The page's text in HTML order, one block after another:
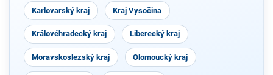
Karlovarský kraj Kraj Vysočina
Královéhradecký kraj Liberecký kraj
Moravskoslezský kraj Olomoucký kraj